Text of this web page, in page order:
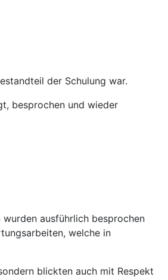
der Schulung war.
besprochen und wieder
ausführlich besprochen
welche in
blickten auch mit Respekt